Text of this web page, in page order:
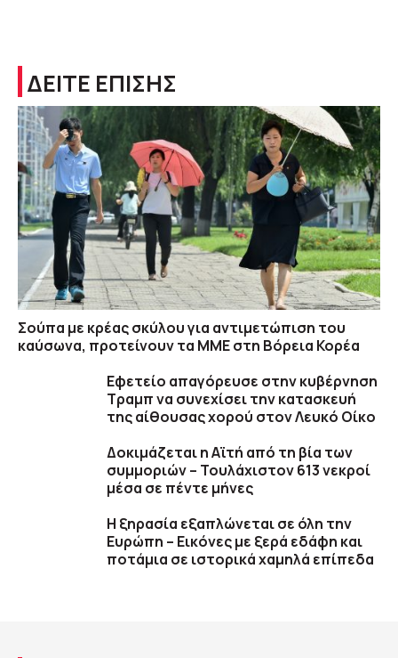
ΔΕΙΤΕ ΕΠΙΣΗΣ
Σούπα με κρέας σκύλου για αντιμετώπιση του
καύσωνα, προτείνουν τα ΜΜΕ στη Βόρεια Κορέα
Εφετείο απαγόρευσε στην κυβέρνηση
Τραμπ να συνεχίσει την κατασκευή
της αίθουσας χορού στον Λευκό Οίκο
Δοκιμάζεται η Αϊτή από τη βία των
συμμοριών – Τουλάχιστον 613 νεκροί
μέσα σε πέντε μήνες
Η ξηρασία εξαπλώνεται σε όλη την
Ευρώπη – Εικόνες με ξερά εδάφη και
ποτάμια σε ιστορικά χαμηλά επίπεδα